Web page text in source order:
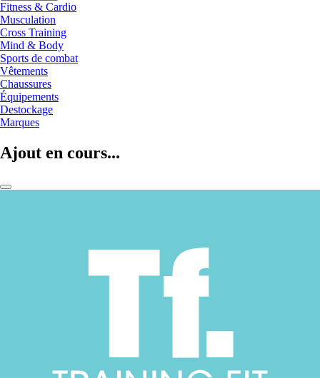
Fitness & Cardio
Musculation
Cross Training
Mind & Body
Sports de combat
Vêtements
Chaussures
Équipements
Destockage
Marques
Ajout en cours...